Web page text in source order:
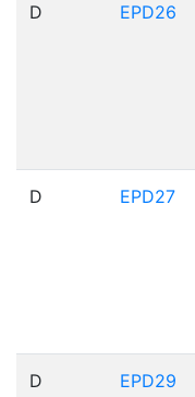
D EPD26
D EPD27
D EPD29